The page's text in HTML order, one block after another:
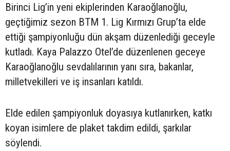
Birinci Lig’in yeni ekiplerinden Karaoğlanoğlu,
geçtiğimiz sezon BTM 1. Lig Kırmızı Grup’ta elde
ettiği şampiyonluğu dün akşam düzenlediği geceyle
kutladı. Kaya Palazzo Otel’de düzenlenen geceye
Karaoğlanoğlu sevdalılarının yanı sıra, bakanlar,
milletvekilleri ve iş insanları katıldı.
Elde edilen şampiyonluk doyasıya kutlanırken, katkı
koyan isimlere de plaket takdim edildi, şarkılar
söylendi.